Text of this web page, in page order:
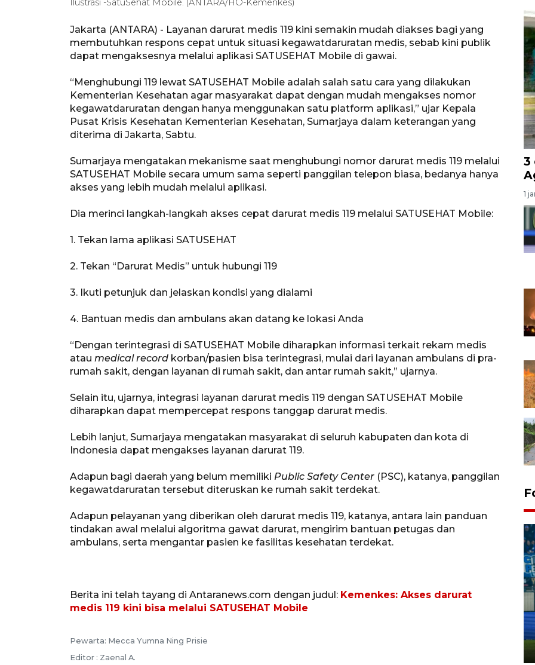
Ilustrasi -SatuSehat Mobile. (ANTARA/HO-Kemenkes)
Jakarta (ANTARA) - Layanan darurat medis 119 kini semakin mudah diakses bagi yang
membutuhkan respons cepat untuk situasi kegawatdaruratan medis, sebab kini publik
dapat mengaksesnya melalui aplikasi SATUSEHAT Mobile di gawai.
“Menghubungi 119 lewat SATUSEHAT Mobile adalah salah satu cara yang dilakukan
Kementerian Kesehatan agar masyarakat dapat dengan mudah mengakses nomor
kegawatdaruratan dengan hanya menggunakan satu platform aplikasi,” ujar Kepala
Pusat Krisis Kesehatan Kementerian Kesehatan, Sumarjaya dalam keterangan yang
diterima di Jakarta, Sabtu.
Sumarjaya mengatakan mekanisme saat menghubungi nomor darurat medis 119 melalui
SATUSEHAT Mobile secara umum sama seperti panggilan telepon biasa, bedanya hanya
akses yang lebih mudah melalui aplikasi.
Dia merinci langkah-langkah akses cepat darurat medis 119 melalui SATUSEHAT Mobile:
1. Tekan lama aplikasi SATUSEHAT
2. Tekan “Darurat Medis” untuk hubungi 119
3. Ikuti petunjuk dan jelaskan kondisi yang dialami
4. Bantuan medis dan ambulans akan datang ke lokasi Anda
“Dengan terintegrasi di SATUSEHAT Mobile diharapkan informasi terkait rekam medis
atau medical record korban/pasien bisa terintegrasi, mulai dari layanan ambulans di pra-
rumah sakit, dengan layanan di rumah sakit, dan antar rumah sakit,” ujarnya.
Selain itu, ujarnya, integrasi layanan darurat medis 119 dengan SATUSEHAT Mobile
diharapkan dapat mempercepat respons tanggap darurat medis.
Lebih lanjut, Sumarjaya mengatakan masyarakat di seluruh kabupaten dan kota di
Indonesia dapat mengakses layanan darurat 119.
Adapun bagi daerah yang belum memiliki Public Safety Center (PSC), katanya, panggilan
kegawatdaruratan tersebut diteruskan ke rumah sakit terdekat.
Adapun pelayanan yang diberikan oleh darurat medis 119, katanya, antara lain panduan
tindakan awal melalui algoritma gawat darurat, mengirim bantuan petugas dan
ambulans, serta mengantar pasien ke fasilitas kesehatan terdekat.
Berita ini telah tayang di Antaranews.com dengan judul: Kemenkes: Akses darurat
medis 119 kini bisa melalui SATUSEHAT Mobile
Pewarta: Mecca Yumna Ning Prisie
Editor : Zaenal A.
3
1